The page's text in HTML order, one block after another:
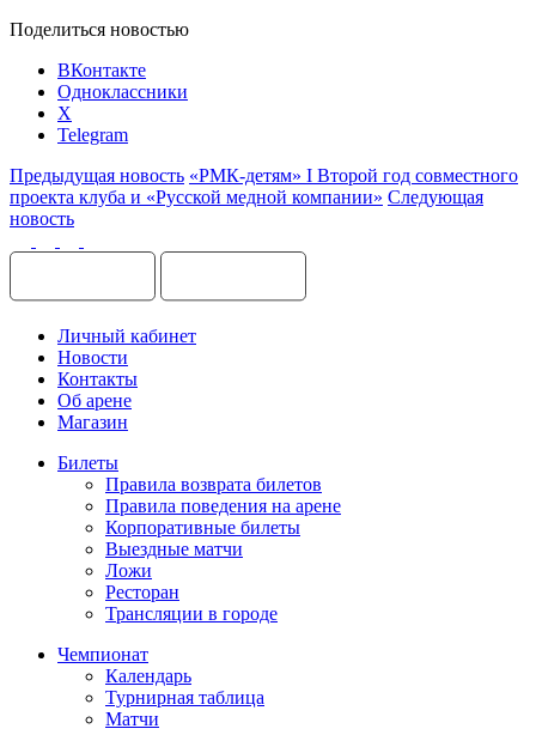
Поделиться новостью
ВКонтакте
Одноклассники
X
Telegram
Предыдущая новость «РМК-детям» I Второй год совместного
проекта клуба и «Русской медной компании» Следующая
новость
Личный кабинет
Новости
Контакты
Об арене
Магазин
Билеты
Правила возврата билетов
Правила поведения на арене
Корпоративные билеты
Выездные матчи
Ложи
Ресторан
Трансляции в городе
Чемпионат
Календарь
Турнирная таблица
Матчи